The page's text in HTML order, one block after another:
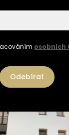
osobních
Odebírat